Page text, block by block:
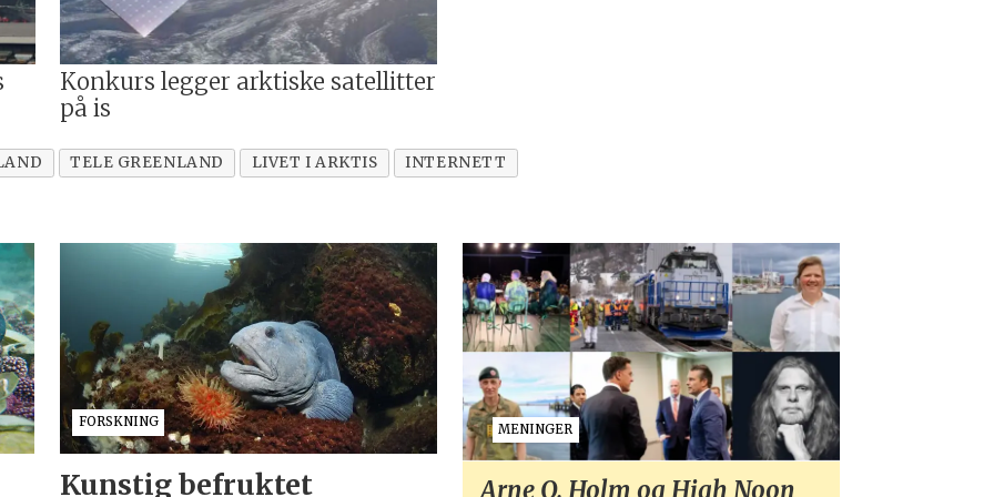
Konkurs legger arktiske satellitter
på is
TELE GREENLAND LIVET I ARKTIS INTERNETT
FORSKNING
Kunstig befruktet
MENINGER
Arne O. Holm og High Noon